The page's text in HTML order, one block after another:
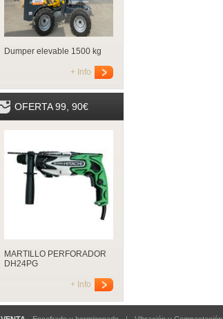
Dumper elevable 1500 kg
+ Info
OFERTA 99, 90€
MARTILLO PERFORADOR
DH24PG
+ Info